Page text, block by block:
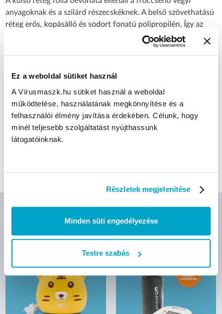
Ez a weboldal sütiket használ
A Vírusmaszk.hu sütiket használ a weboldal
működtetése, használatának megkönnyítése és a
felhasználói élmény javítása érdekében. Célunk, hogy
minél teljesebb szolgáltatást nyújthassunk
látogatóinknak.
Részletek megjelenítése
Minden süti engedélyezése
Testre szabás
anyagoknak és a szilárd részecskéknek. A belső szövethatású
réteg erős, kopásálló és sodort fonatú polipropilén. Így az
anyag lélegző tulajdonságal rendlkezik, valamint kényelmes
viseletet biztosít. A védőoverál antisztatikus bevonattal
EU szabványok: EN13982-1, EN13034, EN1149-5,
CÍMKÉK
AJÁNLOTT TERMÉKEK